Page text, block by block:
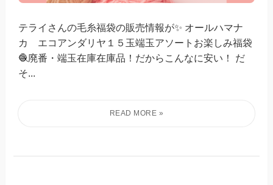
テライさんの毛糸福袋の販売情報が✨ オールハマナ
カ エコアンダリヤ１５玉端玉アソートお楽しみ福袋
🧶廃番・端玉在庫在庫品！だからこんなに安い！ だ
そ...